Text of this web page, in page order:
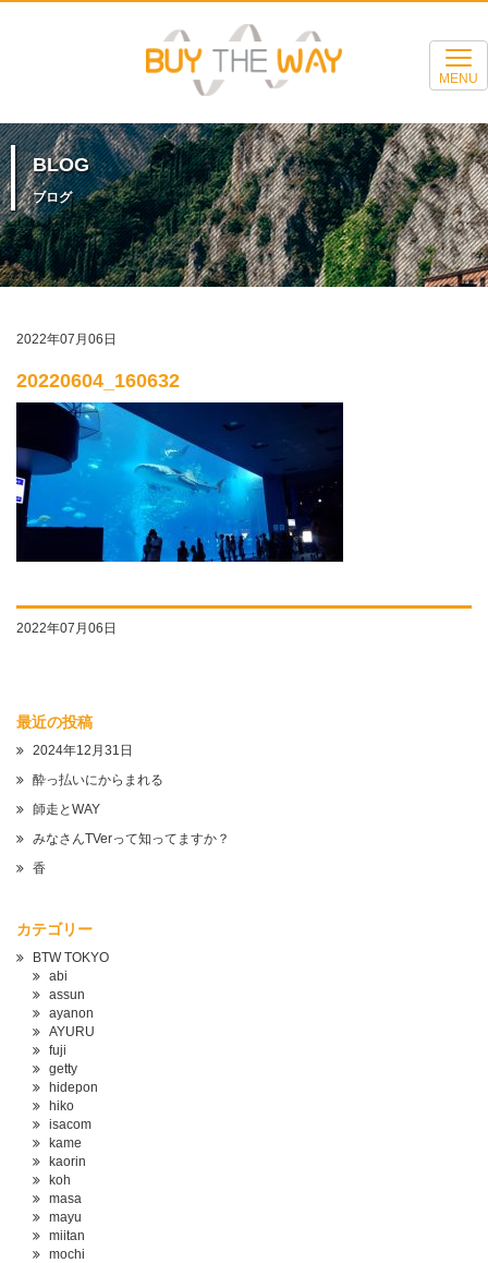
MENU
BLOG
ブログ
2022年07月06日
20220604_160632
2022年07月06日
最近の投稿
2024年12月31日
酔っ払いにからまれる
師走とWAY
みなさんTVerって知ってますか？
香
カテゴリー
BTW TOKYO
abi
assun
ayanon
AYURU
fuji
getty
hidepon
hiko
isacom
kame
kaorin
koh
masa
mayu
miitan
mochi